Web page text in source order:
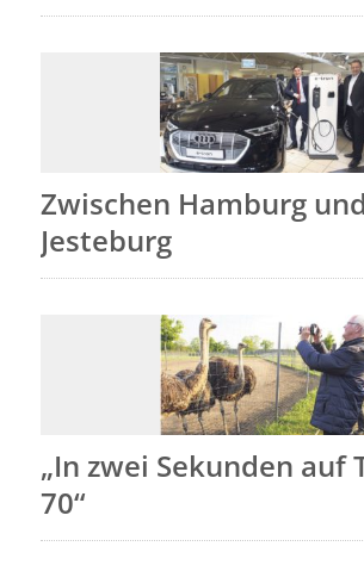
Zwischen Hamburg und
Jesteburg
„In zwei Sekunden auf
70“